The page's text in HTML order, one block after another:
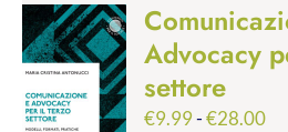
Advocacy
settore
€9.99-€28.00